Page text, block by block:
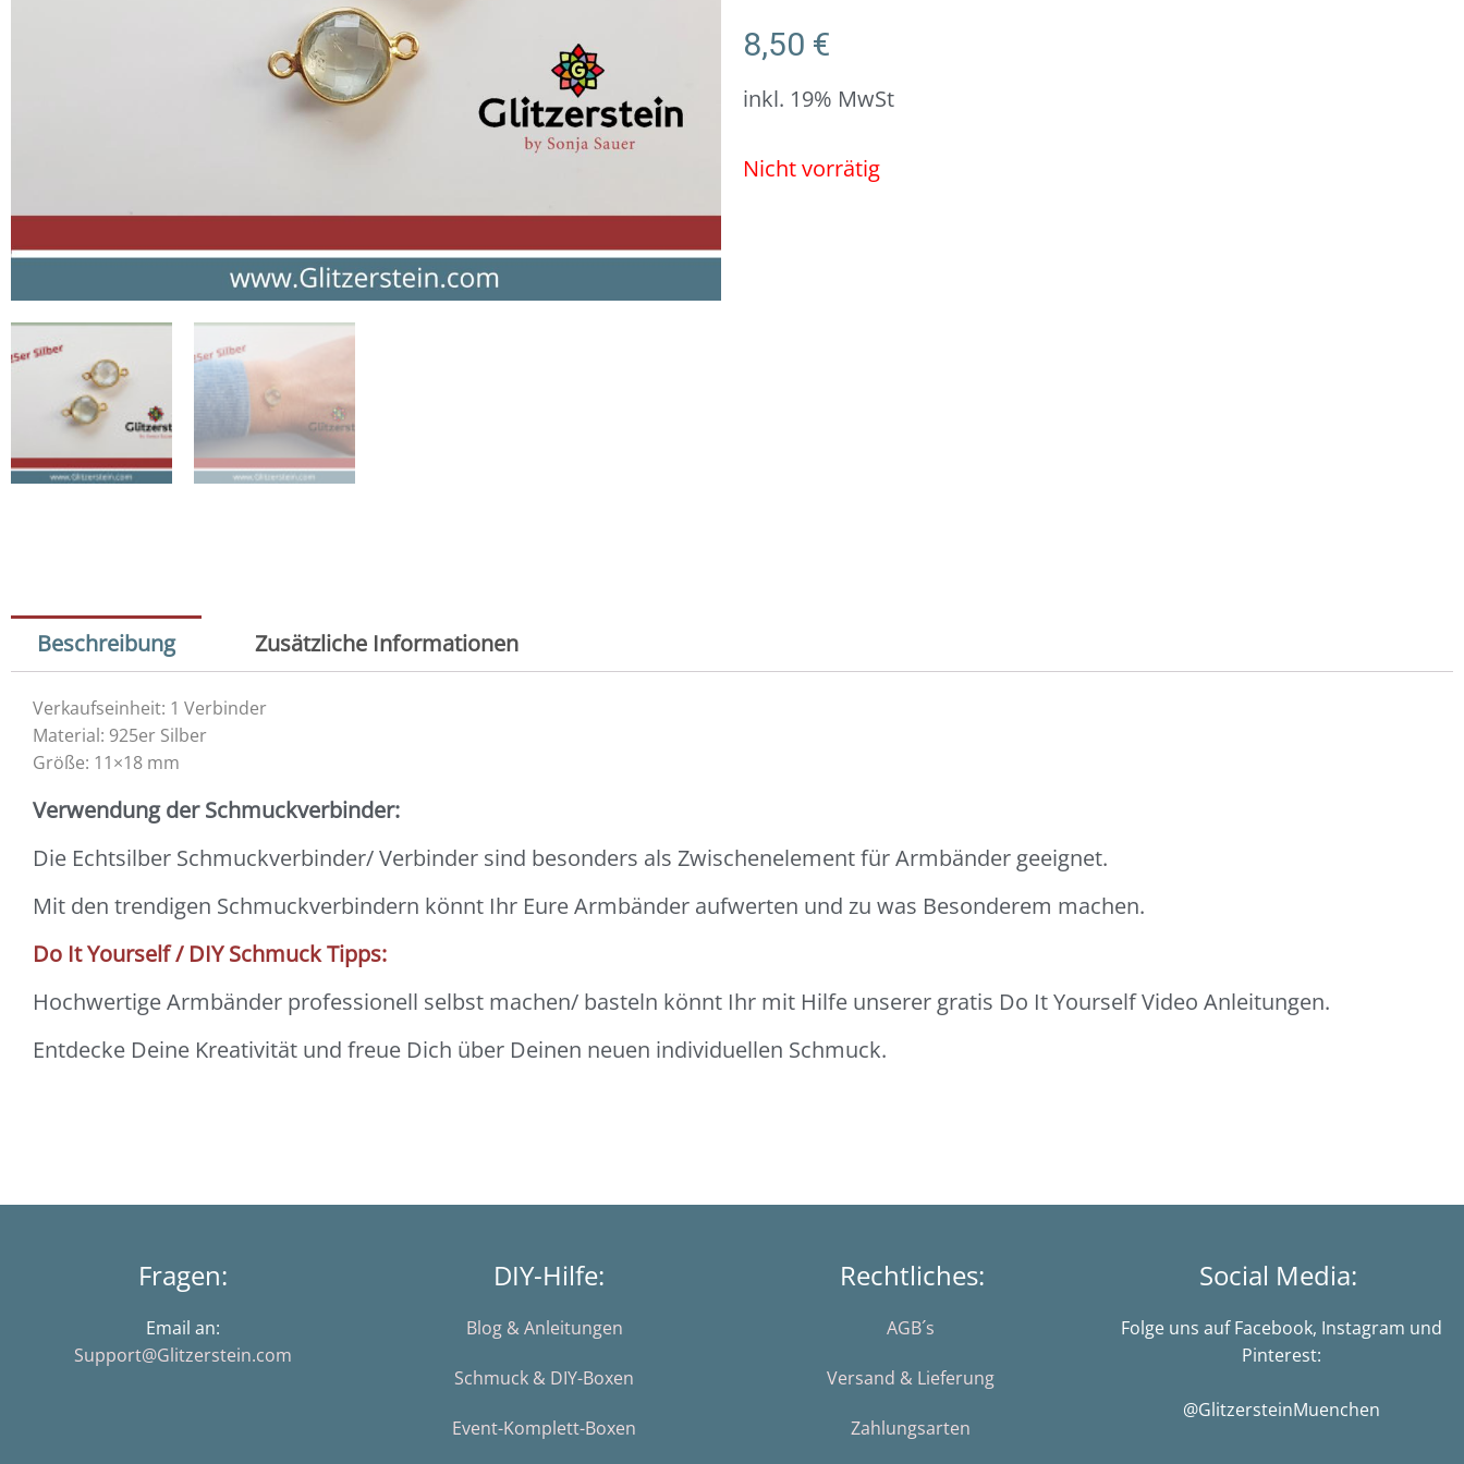
8,50 €
inkl. 19% MwSt
Nicht vorrätig
Beschreibung Zusätzliche Informationen
Verkaufseinheit: 1 Verbinder
Material: 925er Silber
Größe: 11×18 mm
Verwendung der Schmuckverbinder:
Die Echtsilber Schmuckverbinder/ Verbinder sind besonders als Zwischenelement für Armbänder geeignet.
Mit den trendigen Schmuckverbindern könnt Ihr Eure Armbänder aufwerten und zu was Besonderem machen.
Do It Yourself / DIY Schmuck Tipps:
Hochwertige Armbänder professionell selbst machen/ basteln könnt Ihr mit Hilfe unserer gratis Do It Yourself Video Anleitungen.
Entdecke Deine Kreativität und freue Dich über Deinen neuen individuellen Schmuck.
Fragen:
Email an:
Support@Glitzerstein.com
DIY-Hilfe:
Blog & Anleitungen
Schmuck & DIY-Boxen
Event-Komplett-Boxen
Rechtliches:
AGB´s
Versand & Lieferung
Zahlungsarten
Social Media:
Folge uns auf Facebook, Instagram und
Pinterest:
@GlitzersteinMuenchen